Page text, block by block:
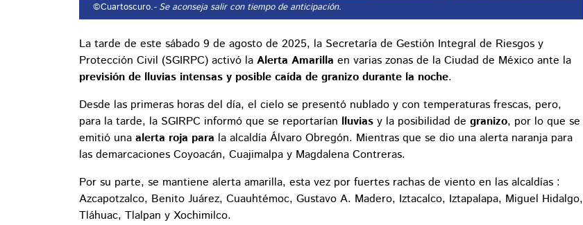
©Cuartoscuro.- Se aconseja salir con tiempo de anticipación.
La tarde de este sábado 9 de agosto de 2025, la Secretaría de Gestión Integral de Riesgos y
Protección Civil (SGIRPC) activó la Alerta Amarilla en varias zonas de la Ciudad de México ante la
previsión de lluvias intensas y posible caída de granizo durante la noche.
Desde las primeras horas del día, el cielo se presentó nublado y con temperaturas frescas, pero,
para la tarde, la SGIRPC informó que se reportarían lluvias y la posibilidad de granizo, por lo que se
emitió una alerta roja para la alcaldía Álvaro Obregón. Mientras que se dio una alerta naranja para
las demarcaciones Coyoacán, Cuajimalpa y Magdalena Contreras.
Por su parte, se mantiene alerta amarilla, esta vez por fuertes rachas de viento en las alcaldías :
Azcapotzalco, Benito Juárez, Cuauhtémoc, Gustavo A. Madero, Iztacalco, Iztapalapa, Miguel Hidalgo,
Tláhuac, Tlalpan y Xochimilco.